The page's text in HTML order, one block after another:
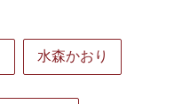
水森かおり